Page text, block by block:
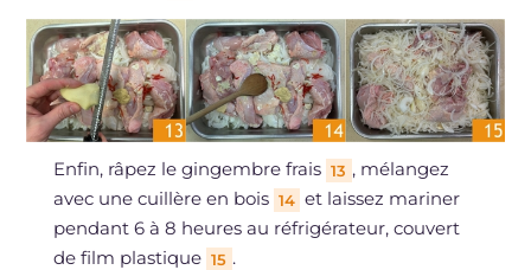
Enfin, râpez le gingembre frais 13 , mélangez
avec une cuillère en bois 14 et laissez mariner
pendant 6 à 8 heures au réfrigérateur, couvert
de film plastique 15 .